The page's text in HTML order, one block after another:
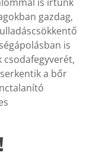
gazdag,
is
csodafegyverét,
a bőr